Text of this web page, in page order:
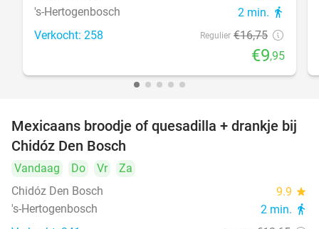
's-Hertogenbosch 2 min. directions_walk
Verkocht: 258 Regulier €16,75
€9,95
37%
Mexicaans broodje of quesadilla + drankje bij
Chidóz Den Bosch
Vandaag Do Vr
Za
Chidóz Den Bosch
9.9 star
's-Hertogenbosch 2 min. directions_walk